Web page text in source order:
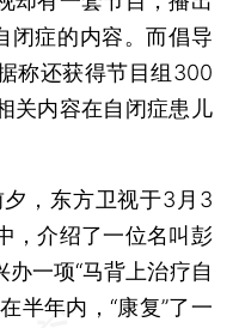
闭症的内容。而倡导
称还获得节目组300
关内容在自闭症患儿
，东方卫视于3月3
，介绍了一位名叫彭
一项“马背上治疗自
半年内，“康复”了一